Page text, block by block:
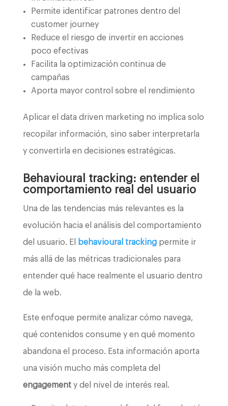
Permite identificar patrones dentro del
customer journey
Reduce el riesgo de invertir en acciones
poco efectivas
Facilita la optimización continua de
campañas
Aporta mayor control sobre el rendimiento
Aplicar el data driven marketing no implica solo
recopilar información, sino saber interpretarla
y convertirla en decisiones estratégicas.
Behavioural tracking: entender el
comportamiento real del usuario
Una de las tendencias más relevantes es la
evolución hacia el análisis del comportamiento
del usuario. El behavioural trackingpermite ir
más allá de las métricas tradicionales para
entender qué hace realmente el usuario dentro
de la web.
Este enfoque permite analizar cómo navega,
qué contenidos consume y en qué momento
abandona el proceso. Esta información aporta
una visión mucho más completa del
engagementy del nivel de interés real.